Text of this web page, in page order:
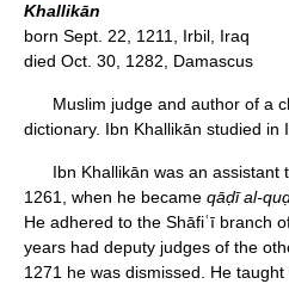
Khallikān
born Sept. 22, 1211, Irbil, Iraq
died Oct. 30, 1282, Damascus
Muslim judge and author of a
dictionary. Ibn Khallikān studied in
Ibn Khallikān was an assistant
1261, when he became qāḍī al-
He adhered to the Shāfiʿī branch
years had deputy judges of the
1271 he was dismissed. He